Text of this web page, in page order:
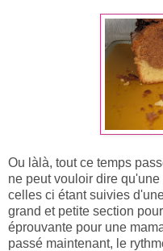
Ou làlà, tout ce temps
ne peut vouloir dire
celles ci étant suivies
grand et petite section
éprouvante pour une
passé maintenant, le